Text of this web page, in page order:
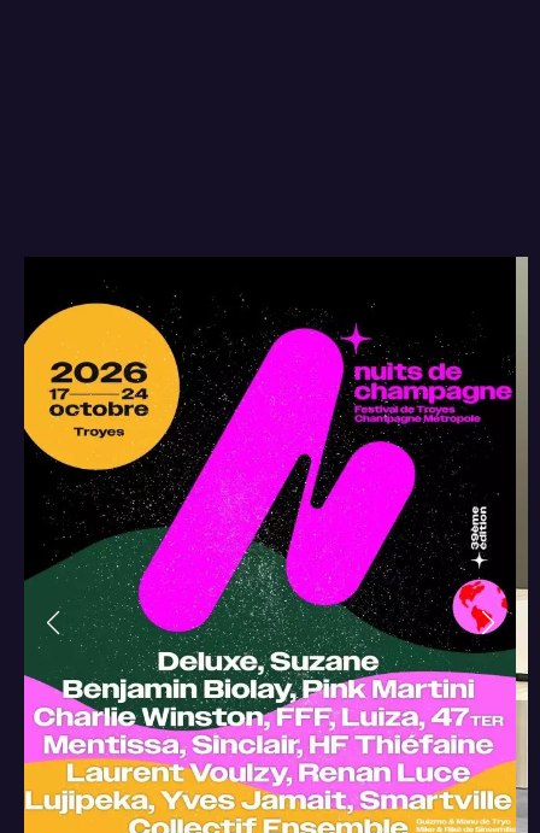
convié à une présentation exclusive de la
programmation des Nuits de Champagne 2026.
Ambiance feutrée, cercle de fidèles et directeur
visiblement heureux de ce qu’il avait à annoncer :
compte-rendu d’une soirée qui sentait déjà
l’automne musical.